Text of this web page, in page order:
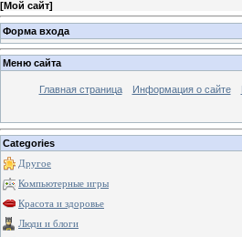
[Мой сайт]
Форма входа
Меню сайта
Главная страница Информация о сайте
Categories
Другое
Компьютерные игры
Красота и здоровье
Люди и блоги